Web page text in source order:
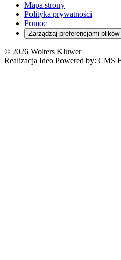
Mapa strony
Polityka prywatności
Pomoc
Zarządzaj preferencjami
© 2026 Wolters Kluwer
Realizacja Ideo Powered by: CMS